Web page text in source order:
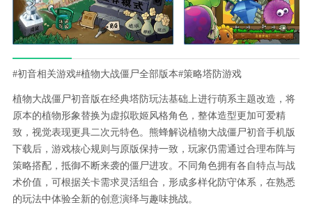
#初音相关游戏#植物大战僵尸全部版本#策略塔防游戏
植物大战僵尸初音版在经典塔防玩法基础上进行萌系主题改造，将
原本的植物形象替换为虚拟歌姬风格角色，整体造型更加可爱精
致，视觉表现更具二次元特色。熊蜂解说植物大战僵尸初音手机版
下载后，游戏核心规则与原版保持一致，玩家仍需通过合理布阵与
策略搭配，抵御不断来袭的僵尸进攻。不同角色拥有各自特点与战
术价值，可根据关卡需求灵活组合，形成多样化防守体系，在熟悉
的玩法中体验全新的创意演绎与趣味挑战。